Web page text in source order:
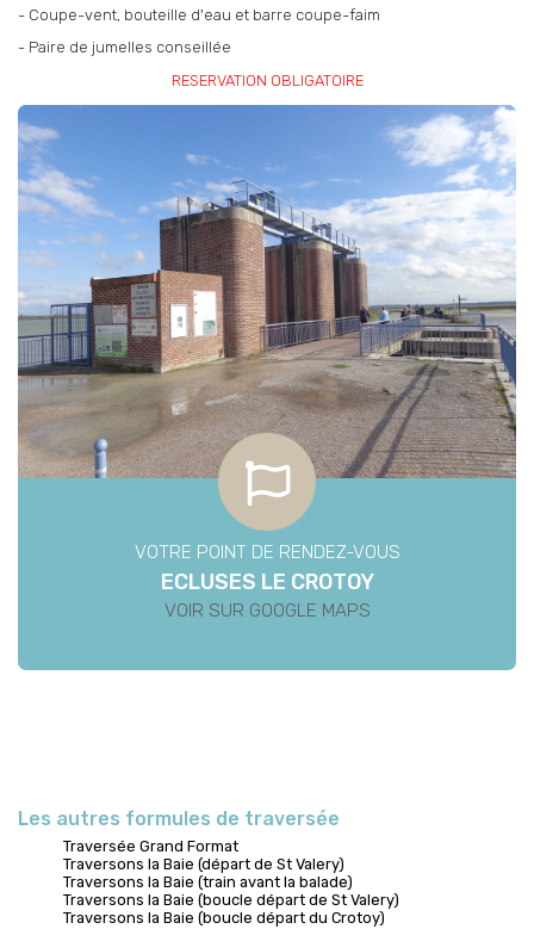
- Coupe-vent, bouteille d'eau et barre coupe-faim
- Paire de jumelles conseillée
RESERVATION OBLIGATOIRE
VOTRE POINT DE RENDEZ-VOUS
ECLUSES LE CROTOY
VOIR SUR GOOGLE MAPS
Les autres formules de traversée
Traversée Grand Format
Traversons la Baie (départ de St Valery)
Traversons la Baie (train avant la balade)
Traversons la Baie (boucle départ de St Valery)
Traversons la Baie (boucle départ du Crotoy)